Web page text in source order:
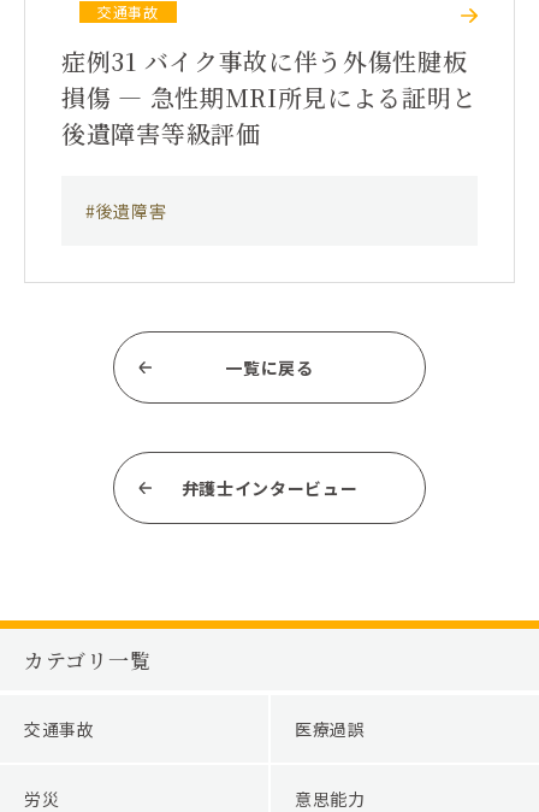
交通事故
症例31 バイク事故に伴う外傷性腱板
損傷 ― 急性期MRI所見による証明と
後遺障害等級評価
#後遺障害
一覧に戻る
弁護士インタービュー
カテゴリ一覧
交通事故 医療過誤
労災 意思能力